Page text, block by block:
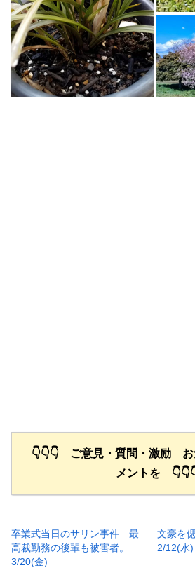
👇👇👇 ご意見・質問・激励 お
メントを
卒業式当日のサリン事件 最
高裁勤務の後輩も被害者。
3/20(金)
文豪を
2/12(水)